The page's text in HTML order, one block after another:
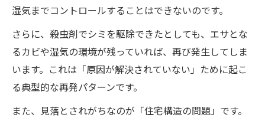
湿気までコントロールすることはできないのです。
さらに、殺虫剤でシミを駆除できたとしても、エサとな
るカビや湿気の環境が残っていれば、再び発生してしま
います。これは「原因が解決されていない」ために起こ
る典型的な再発パターンです。
また、見落とされがちなのが「住宅構造の問題」です。